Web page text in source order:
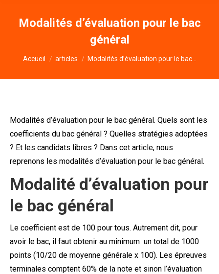
Modalités d’évaluation pour le bac
général
Vous êtes ici :
Accueil articles Modalités d’évaluation pour le bac…
Modalités d’évaluation pour le bac général. Quels sont les
coefficients du bac général ? Quelles stratégies adoptées
? Et les candidats libres ? Dans cet article, nous
reprenons les modalités d’évaluation pour le bac général.
Modalité d’évaluation pour
le bac général
Le coefficient est de 100 pour tous. Autrement dit, pour
avoir le bac, il faut obtenir au minimum un total de 1000
points (10/20 de moyenne générale x 100). Les épreuves
terminales comptent 60% de la note et sinon l’évaluation